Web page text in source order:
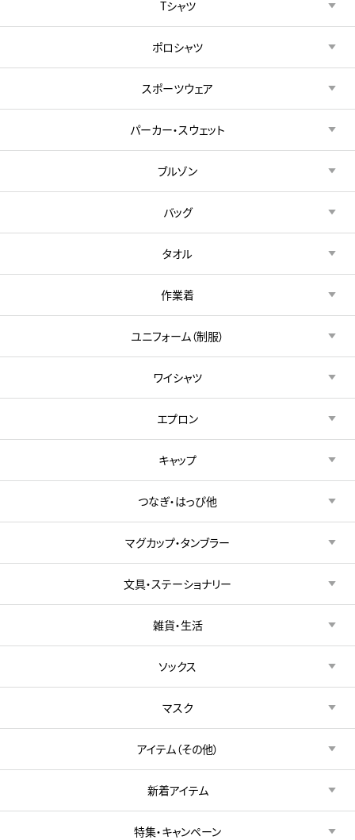
Tシャツ
ポロシャツ
スポーツウェア
パーカー・スウェット
ブルゾン
バッグ
タオル
作業着
ユニフォーム（制服）
ワイシャツ
エプロン
キャップ
つなぎ・はっぴ他
マグカップ・タンブラー
文具・ステーショナリー
雑貨・生活
ソックス
マスク
アイテム（その他）
新着アイテム
特集・キャンペーン